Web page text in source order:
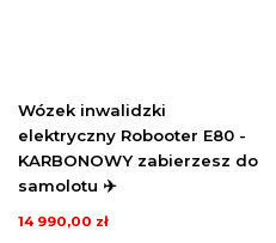
Wózek inwalidzki
elektryczny Robooter E80 -
KARBONOWY zabierzesz do
samolotu ✈️
14 990,00 zł